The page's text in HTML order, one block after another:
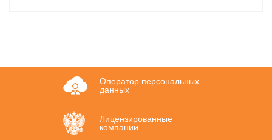
Оператор персональных
данных
Лицензированные
компании